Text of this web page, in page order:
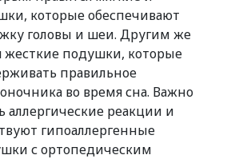
которые обеспечивают
головы и шеи. Другим же
жесткие подушки, которые
правильное
во время сна. Важно
аллергические реакции и
гипоаллергенные
с ортопедическим